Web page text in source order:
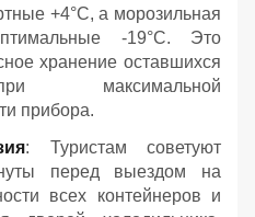
+4°C, а морозильная
-19°C. Это
хранение оставшихся
максимальной
прибора.
: Туристам советуют
перед выездом на
всех контейнеров и